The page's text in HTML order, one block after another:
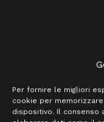
Per fornire le migliori
cookie per
dispositivo. Il consenso